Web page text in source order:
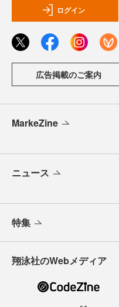
ログイン
広告掲載のご案内
MarkeZine
ニュース
特集
翔泳社のWebメディア